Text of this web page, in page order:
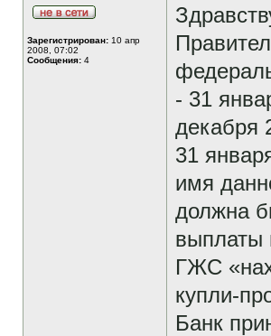
Зарегистрирован: 10 апр
2008, 07:02
Сообщения: 4
- 31
декабря
31
имя
должна
выплаты
ГЖС
купли-
Банк